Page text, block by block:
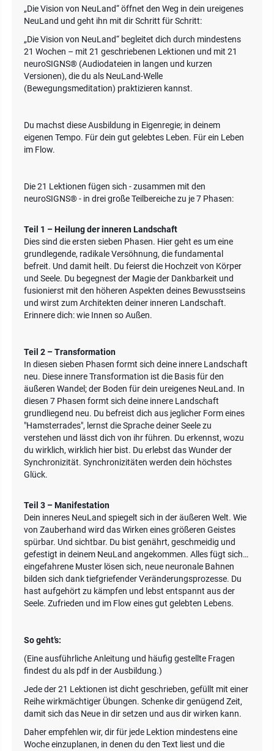
„Die Vision von NeuLand“ öffnet den Weg in dein ureigenes
NeuLand und geht ihn mit dir Schritt für Schritt:
„Die Vision von NeuLand“ begleitet dich durch mindestens
21 Wochen – mit 21 geschriebenen Lektionen und mit 21
neuroSIGNS® (Audiodateien in langen und kurzen
Versionen), die du als NeuLand-Welle
(Bewegungsmeditation) praktizieren kannst.
Du machst diese Ausbildung in Eigenregie; in deinem
eigenen Tempo. Für dein gut gelebtes Leben. Für ein Leben
im Flow.
Die 21 Lektionen fügen sich - zusammen mit den
neuroSIGNS® - in drei große Teilbereiche zu je 7 Phasen:
Teil 1 – Heilung der inneren Landschaft
Dies sind die ersten sieben Phasen. Hier geht es um eine
grundlegende, radikale Versöhnung, die fundamental
befreit. Und damit heilt. Du feierst die Hochzeit von Körper
und Seele. Du begegnest der Magie der Dankbarkeit und
fusionierst mit den höheren Aspekten deines Bewusstseins
und wirst zum Architekten deiner inneren Landschaft.
Erinnere dich: wie Innen so Außen.
Teil 2 – Transformation
In diesen sieben Phasen formt sich deine innere Landschaft
neu. Diese innere Transformation ist die Basis für den
äußeren Wandel; der Boden für dein ureigenes NeuLand. In
diesen 7 Phasen formt sich deine innere Landschaft
grundliegend neu. Du befreist dich aus jeglicher Form eines
"Hamsterrades", lernst die Sprache deiner Seele zu
verstehen und lässt dich von ihr führen. Du erkennst, wozu
du wirklich, wirklich hier bist. Du erlebst das Wunder der
Synchronizität. Synchronizitäten werden dein höchstes
Glück.
Teil 3 – Manifestation
Dein inneres NeuLand spiegelt sich in der äußeren Welt. Wie
von Zauberhand wird das Wirken eines größeren Geistes
spürbar. Und sichtbar. Du bist genährt, geschmeidig und
gefestigt in deinem NeuLand angekommen. Alles fügt sich…
eingefahrene Muster lösen sich, neue neuronale Bahnen
bilden sich dank tiefgriefender Veränderungsprozesse. Du
hast aufgehört zu kämpfen und lebst entspannt aus der
Seele. Zufrieden und im Flow eines gut gelebten Lebens.
So geht’s:
(Eine ausführliche Anleitung und häufig gestellte Fragen
findest du als pdf in der Ausbildung.)
Jede der 21 Lektionen ist dicht geschrieben, gefüllt mit einer
Reihe wirkmächtiger Übungen. Schenke dir genügend Zeit,
damit sich das Neue in dir setzen und aus dir wirken kann.
Daher empfehlen wir, dir für jede Lektion mindestens eine
Woche einzuplanen, in denen du den Text liest und die